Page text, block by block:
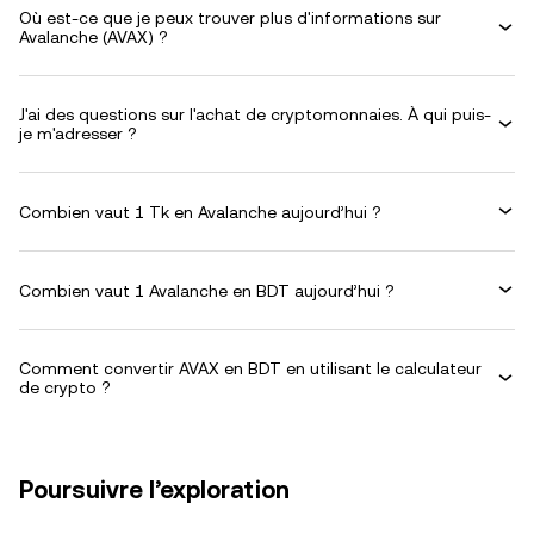
Où est-ce que je peux trouver plus d'informations sur
Avalanche (AVAX) ?
J'ai des questions sur l'achat de cryptomonnaies. À qui puis-
je m'adresser ?
Combien vaut 1 Tk en Avalanche aujourd’hui ?
Combien vaut 1 Avalanche en BDT aujourd’hui ?
Comment convertir AVAX en BDT en utilisant le calculateur
de crypto ?
Poursuivre l’exploration